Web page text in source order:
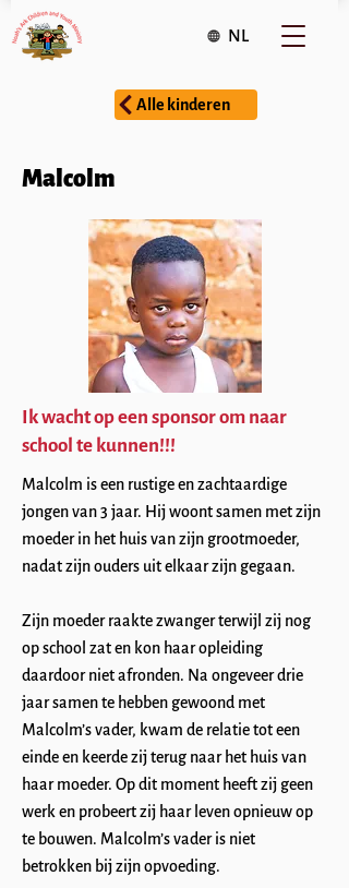
NL
Alle kinderen
Malcolm
Ik wacht op een sponsor om naar
school te kunnen!!!
Malcolm is een rustige en zachtaardige
jongen van 3 jaar. Hij woont samen met zijn
moeder in het huis van zijn grootmoeder,
nadat zijn ouders uit elkaar zijn gegaan.
Zijn moeder raakte zwanger terwijl zij nog
op school zat en kon haar opleiding
daardoor niet afronden. Na ongeveer drie
jaar samen te hebben gewoond met
Malcolm’s vader, kwam de relatie tot een
einde en keerde zij terug naar het huis van
haar moeder. Op dit moment heeft zij geen
werk en probeert zij haar leven opnieuw op
te bouwen. Malcolm’s vader is niet
betrokken bij zijn opvoeding.